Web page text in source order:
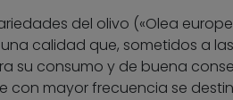
del olivo («Olea
calidad que, sometidos a
su consumo y de buena
con mayor frecuencia se